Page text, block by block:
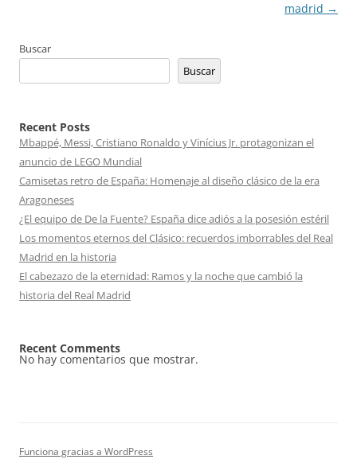
madrid →
Buscar
Buscar
Recent Posts
Mbappé, Messi, Cristiano Ronaldo y Vinícius Jr. protagonizan el
anuncio de LEGO Mundial
Camisetas retro de España: Homenaje al diseño clásico de la era
Aragoneses
¿El equipo de De la Fuente? España dice adiós a la posesión estéril
Los momentos eternos del Clásico: recuerdos imborrables del Real
Madrid en la historia
El cabezazo de la eternidad: Ramos y la noche que cambió la
historia del Real Madrid
Recent Comments
No hay comentarios que mostrar.
Funciona gracias a WordPress